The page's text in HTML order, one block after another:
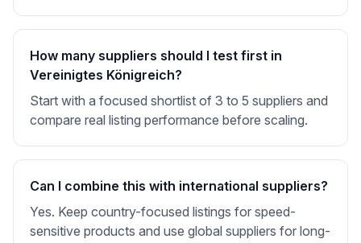
How many suppliers should I test first in
Vereinigtes Königreich?
Start with a focused shortlist of 3 to 5 suppliers and
compare real listing performance before scaling.
Can I combine this with international suppliers?
Yes. Keep country-focused listings for speed-
sensitive products and use global suppliers for long-